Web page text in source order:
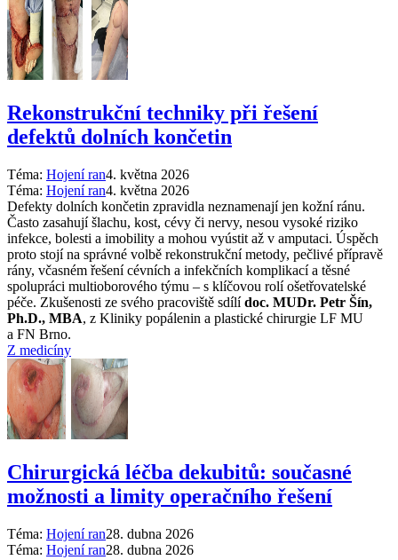
Rekonstrukční techniky při řešení
defektů dolních končetin
Téma: Hojení ran4. května 2026
Téma: Hojení ran4. května 2026
Defekty dolních končetin zpravidla neznamenají jen kožní ránu.
Často zasahují šlachu, kost, cévy či nervy, nesou vysoké riziko
infekce, bolesti a imobility a mohou vyústit až v amputaci. Úspěch
proto stojí na správné volbě rekonstrukční metody, pečlivé přípravě
rány, včasném řešení cévních a infekčních komplikací a těsné
spolupráci multioborového týmu –⁠ s klíčovou rolí ošetřovatelské
péče. Zkušenosti ze svého pracoviště sdílídoc. MUDr. Petr Šín,
Ph.D., MBA, z Kliniky popálenin a plastické chirurgie LF MU
a FN Brno.
Z medicíny
Chirurgická léčba dekubitů: současné
možnosti a limity operačního řešení
Téma: Hojení ran28. dubna 2026
Téma: Hojení ran28. dubna 2026